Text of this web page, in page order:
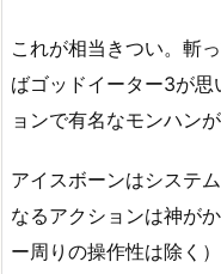
これが相当きつい。斬
ばゴッドイーター3が
ョンで有名なモンハン
アイスボーンはシステ
なるアクションは神が
ー周りの操作性は除く